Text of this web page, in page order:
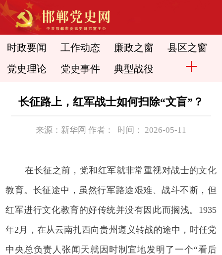
时政要闻 工作动态 廉政之窗 县区之窗
党史理论 党史事件 典型战役
长征路上，红军战士如何扫除“文盲”？
来源：新华网 作者： 时间： 2026-05-11
在长征之前，党和红军就非常重视对战士的文化
教育。长征途中，虽然行军路途艰难、战斗不断，但
红军进行文化教育的好传统并没有因此而搁浅。1935
年2月，在从云南扎西向贵州遵义转战的途中，时任党
中央总负责人张闻天就因时制宜地发明了一个“看后